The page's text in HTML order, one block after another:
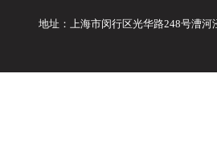
地址：上海市闵行区光华路248号漕